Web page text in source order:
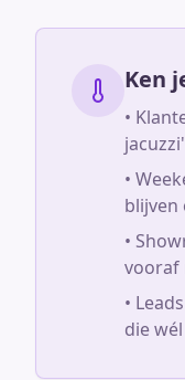
Ken
•
•
•
vooraf
•
die